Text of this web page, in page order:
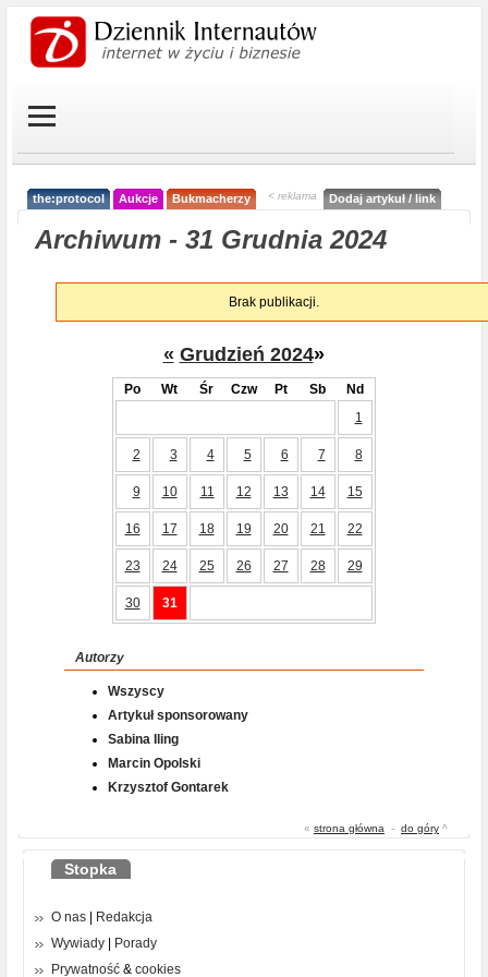
the:protocol Aukcje Bukmacherzy < reklama Dodaj artykuł / link
Archiwum - 31 Grudnia 2024
Brak publikacji.
« Grudzień 2024»
Po Wt Śr Czw Pt Sb
Nd
1
2 3 4 5 6 7 8
9 10 11 12 13 14 15
16 17 18 19 20 21 22
23 24 25 26 27 28 29
30 31
Autorzy
Wszyscy
Artykuł sponsorowany
Sabina Iling
Marcin Opolski
Krzysztof Gontarek
« strona główna - do góry ^
Stopka
O nas
Redakcja
Wywiady
Porady
Prywatność & cookies